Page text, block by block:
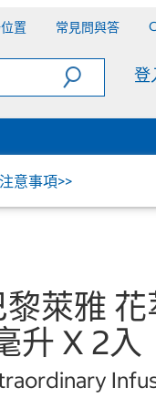
置 常見問與答
登
意事項>>
黎萊雅
升 X 2入